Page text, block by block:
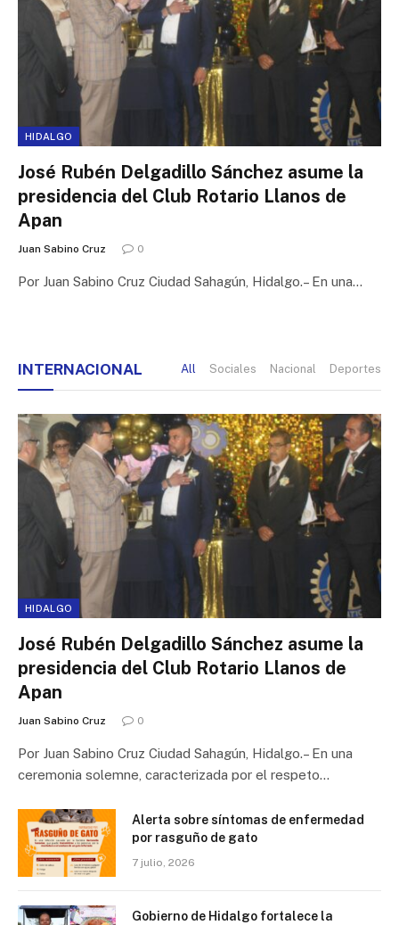
HIDALGO
José Rubén Delgadillo Sánchez asume la
presidencia del Club Rotario Llanos de
Apan
Juan Sabino Cruz 0
Por Juan Sabino Cruz Ciudad Sahagún, Hidalgo.– En una…
INTERNACIONAL All Sociales Nacional Deportes
HIDALGO
José Rubén Delgadillo Sánchez asume la
presidencia del Club Rotario Llanos de
Apan
Juan Sabino Cruz 0
Por Juan Sabino Cruz Ciudad Sahagún, Hidalgo.– En una
ceremonia solemne, caracterizada por el respeto…
Alerta sobre síntomas de enfermedad
por rasguño de gato
7 julio, 2026
Gobierno de Hidalgo fortalece la